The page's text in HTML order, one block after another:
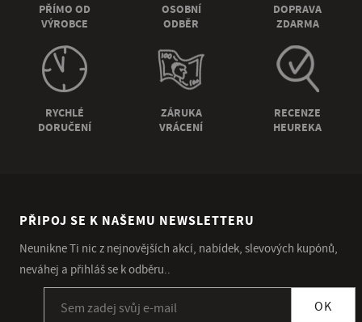
PŘÍMO OD
VÝROBCE
OSOBNÍ
ODBĚR
DOPRAVA
ZDARMA
RYCHLÉ
DORUČENÍ
ZÁRUKA
VRÁCENÍ
RECENZE
HEUREKA
PŘIPOJ SE K NAŠEMU NEWSLETTERU
Neunikne Ti nic z nejnovějších akcí, nabídek, slevových kupónů,
neváhej a přihláš se k odběru..
OK